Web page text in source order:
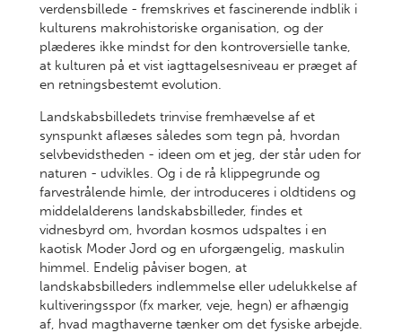
verdensbillede - fremskrives et fascinerende indblik i
kulturens makrohistoriske organisation, og der
plæderes ikke mindst for den kontroversielle tanke,
at kulturen på et vist iagttagelsesniveau er præget af
en retningsbestemt evolution.
Landskabsbilledets trinvise fremhævelse af et
synspunkt aflæses således som tegn på, hvordan
selvbevidstheden - ideen om et jeg, der står uden for
naturen - udvikles. Og i de rå klippegrunde og
farvestrålende himle, der introduceres i oldtidens og
middelalderens landskabsbilleder, findes et
vidnesbyrd om, hvordan kosmos udspaltes i en
kaotisk Moder Jord og en uforgængelig, maskulin
himmel. Endelig påviser bogen, at
landskabsbilleders indlemmelse eller udelukkelse af
kultiveringsspor (fx marker, veje, hegn) er afhængig
af, hvad magthaverne tænker om det fysiske arbejde.